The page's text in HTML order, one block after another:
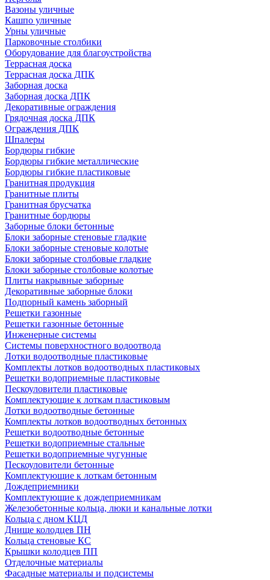
Вазоны уличные
Кашпо уличные
Урны уличные
Парковочные столбики
Оборудование для благоустройства
Террасная доска
Террасная доска ДПК
Заборная доска
Заборная доска ДПК
Декоративные ограждения
Грядочная доска ДПК
Ограждения ДПК
Шпалеры
Бордюры гибкие
Бордюры гибкие металлические
Бордюры гибкие пластиковые
Гранитная продукция
Гранитные плиты
Гранитная брусчатка
Гранитные бордюры
Заборные блоки бетонные
Блоки заборные стеновые гладкие
Блоки заборные стеновые колотые
Блоки заборные столбовые гладкие
Блоки заборные столбовые колотые
Плиты накрывные заборные
Декоративные заборные блоки
Подпорный камень заборный
Решетки газонные
Решетки газонные бетонные
Инженерные системы
Системы поверхностного водоотвода
Лотки водоотводные пластиковые
Комплекты лотков водоотводных пластиковых
Решетки водоприемные пластиковые
Пескоуловители пластиковые
Комплектующие к лоткам пластиковым
Лотки водоотводные бетонные
Комплекты лотков водоотводных бетонных
Решетки водоотводные бетонные
Решетки водоприемные стальные
Решетки водоприемные чугунные
Пескоуловители бетонные
Комплектующие к лоткам бетонным
Дождеприемники
Комплектующие к дождеприемникам
Железобетонные кольца, люки и канальные лотки
Кольца с дном КЦД
Днище колодцев ПН
Кольца стеновые КС
Крышки колодцев ПП
Отделочные материалы
Фасадные материалы и подсистемы